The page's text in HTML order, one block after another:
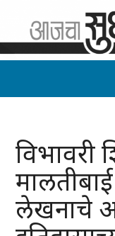
विभावरी
लेखनाचे